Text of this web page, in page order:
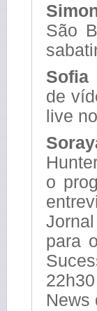
São
Sofia
de
live
o
para
News